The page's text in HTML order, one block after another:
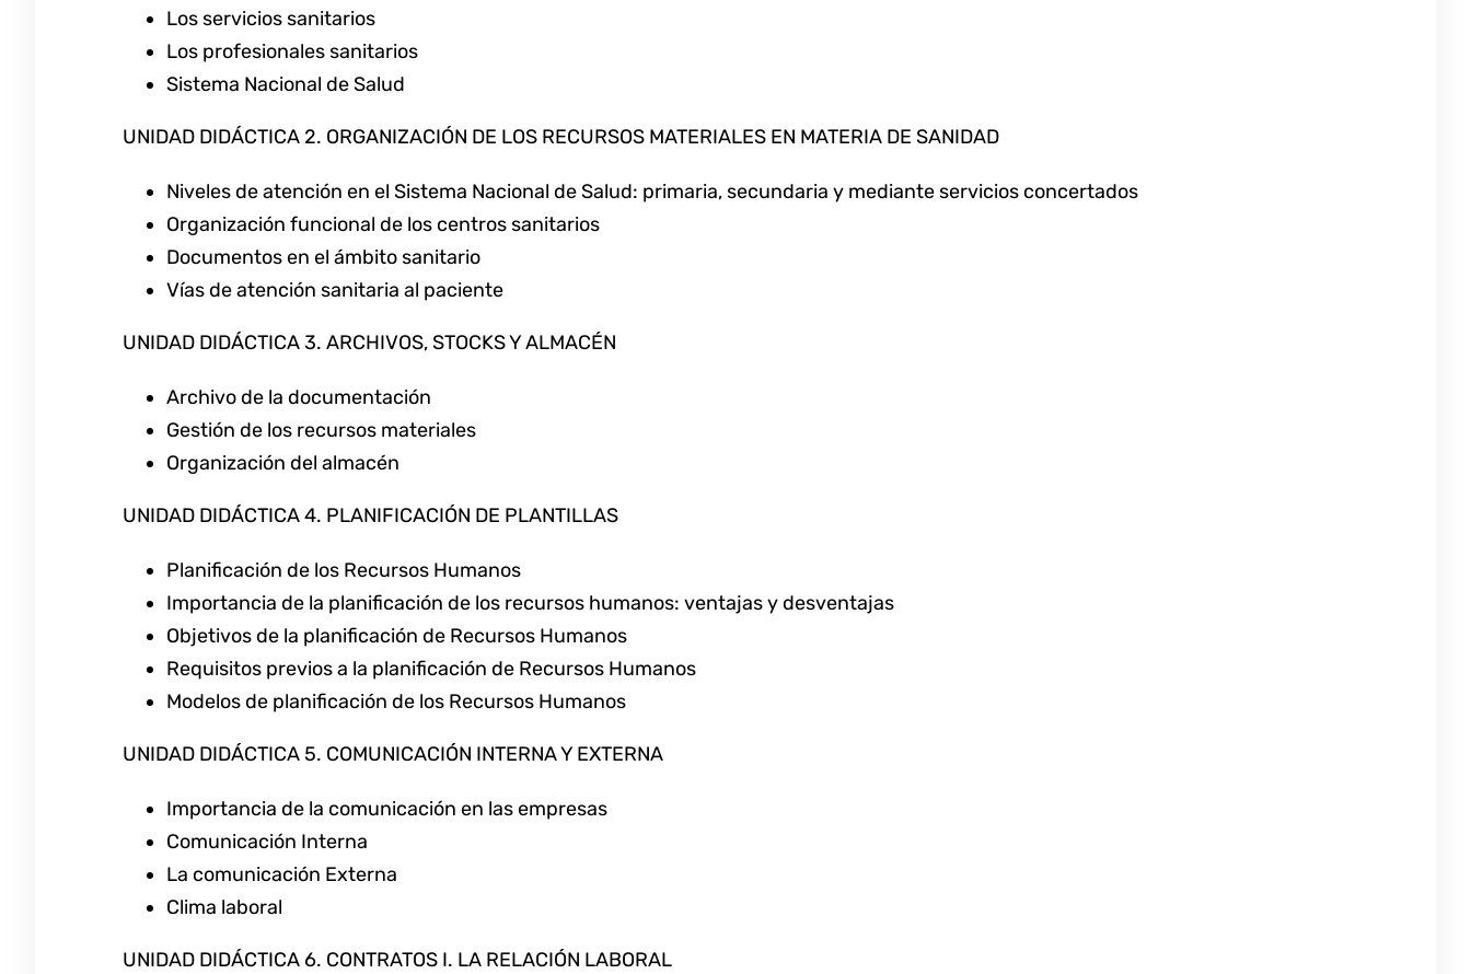
Los servicios sanitarios
Los profesionales sanitarios
Sistema Nacional de Salud
UNIDAD DIDÁCTICA 2. ORGANIZACIÓN DE LOS RECURSOS MATERIALES EN MATERIA DE SANIDAD
Niveles de atención en el Sistema Nacional de Salud: primaria, secundaria y mediante servicios concertados
Organización funcional de los centros sanitarios
Documentos en el ámbito sanitario
Vías de atención sanitaria al paciente
UNIDAD DIDÁCTICA 3. ARCHIVOS, STOCKS Y ALMACÉN
Archivo de la documentación
Gestión de los recursos materiales
Organización del almacén
UNIDAD DIDÁCTICA 4. PLANIFICACIÓN DE PLANTILLAS
Planificación de los Recursos Humanos
Importancia de la planificación de los recursos humanos: ventajas y desventajas
Objetivos de la planificación de Recursos Humanos
Requisitos previos a la planificación de Recursos Humanos
Modelos de planificación de los Recursos Humanos
UNIDAD DIDÁCTICA 5. COMUNICACIÓN INTERNA Y EXTERNA
Importancia de la comunicación en las empresas
Comunicación Interna
La comunicación Externa
Clima laboral
UNIDAD DIDÁCTICA 6. CONTRATOS I. LA RELACIÓN LABORAL